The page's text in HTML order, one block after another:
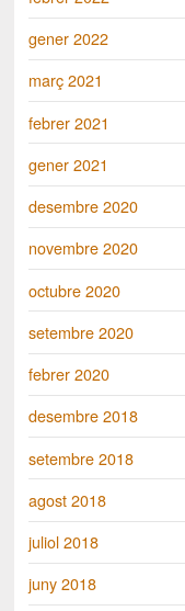
gener 2022
març 2021
febrer 2021
gener 2021
desembre 2020
novembre 2020
octubre 2020
setembre 2020
febrer 2020
desembre 2018
setembre 2018
agost 2018
juliol 2018
juny 2018